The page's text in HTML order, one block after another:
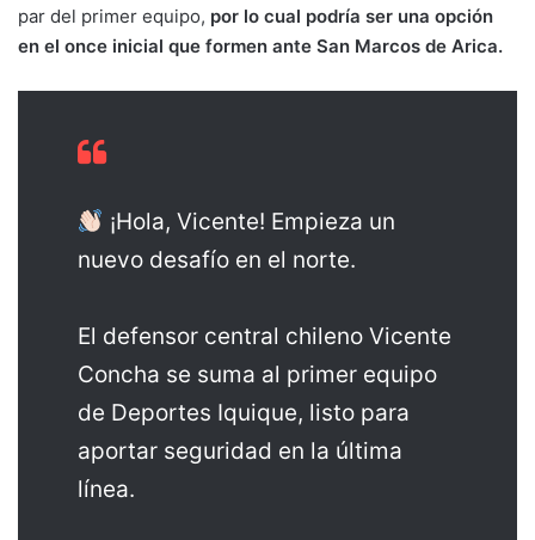
par del primer equipo, por lo cual podría ser una opción
en el once inicial que formen ante San Marcos de Arica.
¡Hola, Vicente! Empieza un
nuevo desafío en el norte.
El defensor central chileno Vicente
Concha se suma al primer equipo
de Deportes Iquique, listo para
aportar seguridad en la última
línea.